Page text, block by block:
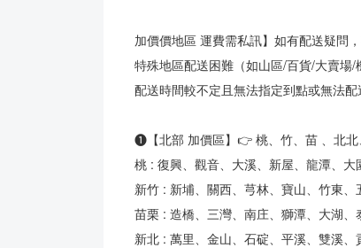
加價價地區 運費需私訊】如有配送疑問
特殊地區配送困難（如山區/百貨/大賣
配送時間較不定且無法指定到點或無法配
❶【北部 加價區】👉 桃、竹、苗 、北北
桃 : 復興、觀音、大溪、新屋、龍潭、大
新竹 : 新埔、關西、芎林、寶山、竹東
苗栗 : 造橋、三灣、南庄、獅潭、大湖
新北 : 萬里、金山、石碇、平溪、雙溪